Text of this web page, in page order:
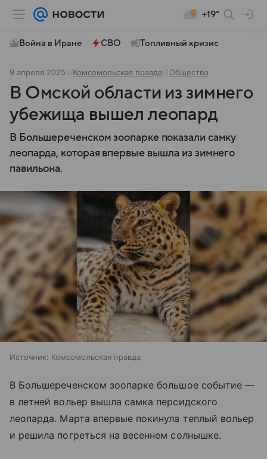
+19°
Война в Иране СВО Топливный кризис
9 апреля 2025 Комсомольская правда Общество
В Омской области из зимнего
убежища вышел леопард
В Большереченском зоопарке показали самку
леопарда, которая впервые вышла из зимнего
павильона.
Источник: Комсомольская правда
В Большереченском зоопарке большое событие —
в летней вольер вышла самка персидского
леопарда. Марта впервые покинула теплый вольер
и решила погреться на весеннем солнышке.